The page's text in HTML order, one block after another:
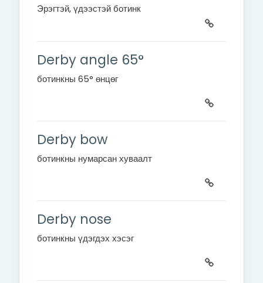
Эрэгтэй, үдээстэй ботинк
Derby angle 65°
ботинкны 65° өнцөг
Derby bow
ботинкны нумарсан хуваалт
Derby nose
ботинкны үдэгдэх хэсэг